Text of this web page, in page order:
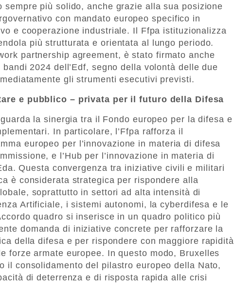
sempre più solido, anche grazie alla sua posizione
con mandato europeo specifico in
e cooperazione industriale. Il Ffpa istituzionalizza
più strutturata e orientata al lungo periodo.
partnership agreement, è stato firmato anche
2024 dell’Edf, segno della volontà delle due
gli strumenti esecutivi previsti.
e pubblico – privata per il futuro della Difesa
la sinergia tra il Fondo europeo per la difesa e
In particolare, l’Ffpa rafforza il
europeo per l’innovazione in materia di difesa
e l’Hub per l’innovazione in materia di
Questa convergenza tra iniziative civili e militari
è considerata strategica per rispondere alla
soprattutto in settori ad alta intensità di
Artificiale, i sistemi autonomi, la cyberdifesa e le
quadro si inserisce in un quadro politico più
domanda di iniziative concrete per rafforzare la
della difesa e per rispondere con maggiore rapidità
forze armate europee. In questo modo, Bruxelles
il consolidamento del pilastro europeo della Nato,
di deterrenza e di risposta rapida alle crisi